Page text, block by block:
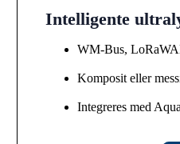
Intelligente
WM-Bus,
Komposit eller
Integreres med